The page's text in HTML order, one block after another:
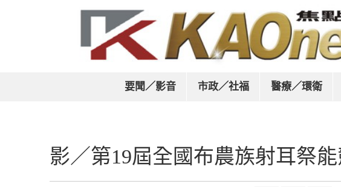
要聞／影音 市政／社福 醫療／環衛
影／第19屆全國布農族射耳祭